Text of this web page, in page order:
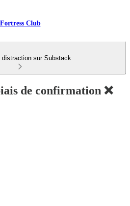
Fortress Club
distraction sur Substack
de confirmation ❌